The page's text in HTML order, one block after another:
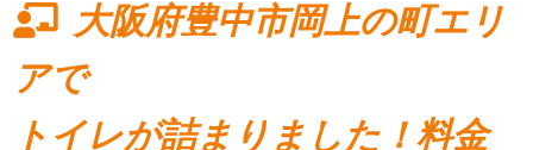
大阪府豊中市岡上の町エリ
アで
トイレが詰まりました！料金